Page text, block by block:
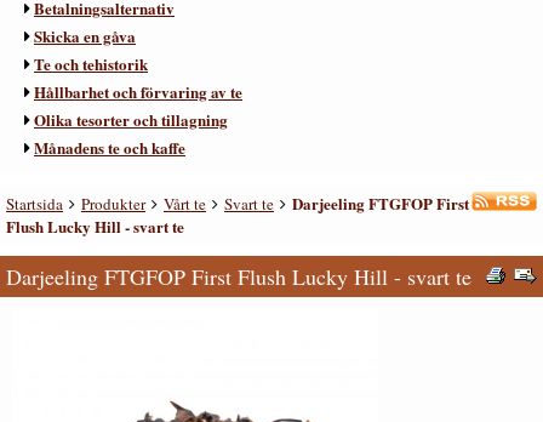
Betalningsalternativ
Skicka en gåva
Te och tehistorik
Hållbarhet och förvaring av te
Olika tesorter och tillagning
Månadens te och kaffe
Startsida Produkter Vårt te Svart te
Darjeeling FTGFOP First
Flush Lucky Hill - svart te
Darjeeling FTGFOP First Flush Lucky Hill - svart te